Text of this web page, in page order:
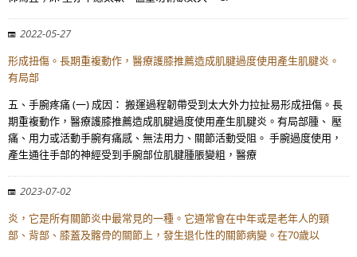
2022-05-27
形成扭傷。長期重複動作，醫療護膝推薦造成肌腱過度使用產生肌腱炎。
有局部
五、手腕疼痛 (一) 成因： 搬運過程韌帶受到太大外力拉扯易形成扭傷。長
期重複動作，醫療護膝推薦造成肌腱過度使用產生肌腱炎。有局部腫、 壓
痛、用力或活動手腕有痛感、無法用力、關節活動受阻。 手腕過度使用，
產生通往手部的神經受到手腕部位肌腱腫脹變粗，醫療
2023-07-02
炎，它是所有關節炎中最常見的一種。它通常會在中年或是老年人的頸
部、背部、膝蓋及髂骨的關節上，發生退化性的關節病變。在70歲以